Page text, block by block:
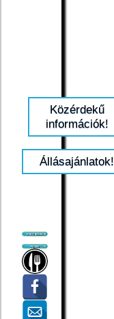
Közérdekű
információk!
Állásajánlatok!